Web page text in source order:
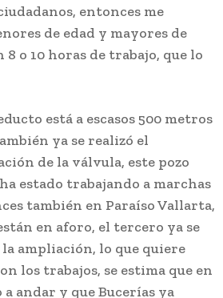
entonces me
de edad y mayores de
o 10 horas de trabajo, que lo
está a escasos 500 metros
ya se realizó el
de la válvula, este pozo
estado trabajando a marchas
también en Paraíso Vallarta,
en aforo, el tercero ya se
ampliación, lo que quiere
los trabajos, se estima que en
andar y que Bucerías ya